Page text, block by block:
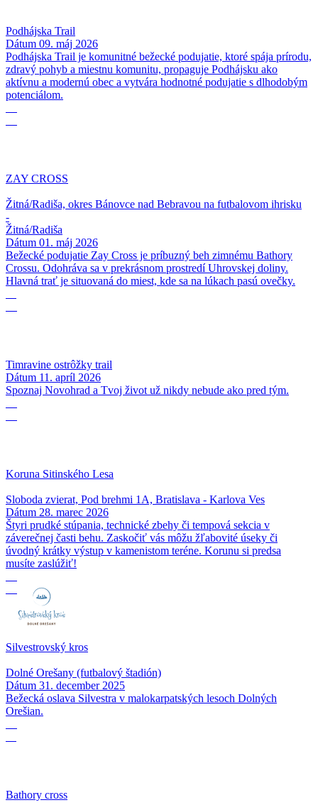
Podhájska Trail
Dátum 09. máj 2026
Podhájska Trail je komunitné bežecké podujatie, ktoré spája prírodu,
zdravý pohyb a miestnu komunitu, propaguje Podhájsku ako
aktívnu a modernú obec a vytvára hodnotné podujatie s dlhodobým
potenciálom.
ZAY CROSS
Žitná/Radiša, okres Bánovce nad Bebravou na futbalovom ihrisku
-
Žitná/Radiša
Dátum 01. máj 2026
Bežecké podujatie Zay Cross je príbuzný beh zimnému Bathory
Crossu. Odohráva sa v prekrásnom prostredí Uhrovskej doliny.
Hlavná trať je situovaná do miest, kde sa na lúkach pasú ovečky.
Timravine ostrôžky trail
Dátum 11. apríl 2026
Spoznaj Novohrad a Tvoj život už nikdy nebude ako pred tým.
Koruna Sitinského Lesa
Sloboda zvierat, Pod brehmi 1A, Bratislava - Karlova Ves
Dátum 28. marec 2026
Štyri prudké stúpania, technické zbehy či tempová sekcia v
záverečnej časti behu. Zaskočiť vás môžu žľabovité úseky či
úvodný krátky výstup v kamenistom teréne. Korunu si predsa
musíte zaslúžiť!
Silvestrovský kros
Dolné Orešany (futbalový štadión)
Dátum 31. december 2025
Bežecká oslava Silvestra v malokarpatských lesoch Dolných
Orešian.
Bathory cross